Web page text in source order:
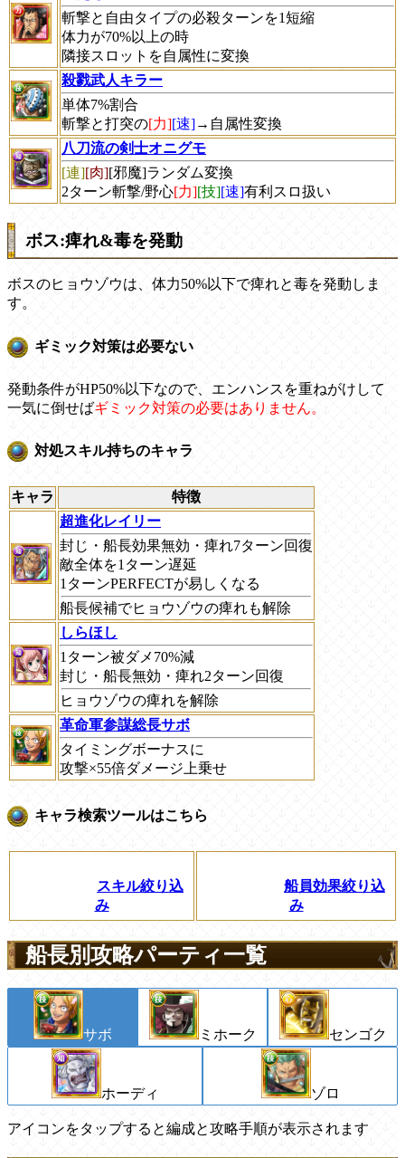
斬撃と自由タイプの必殺ターンを1短縮
体力が70%以上の時
隣接スロットを自属性に変換
殺戮武人キラー
単体7%割合
斬撃と打突の[力][速]→自属性変換
八刀流の剣士オニグモ
[連][肉][邪魔]ランダム変換
2ターン斬撃/野心[力][技][速]有利スロ扱い
ボス:痺れ&毒を発動
ボスのヒョウゾウは、体力50%以下で痺れと毒を発動しま
す。
ギミック対策は必要ない
発動条件がHP50%以下なので、エンハンスを重ねがけして
一気に倒せばギミック対策の必要はありません。
対処スキル持ちのキャラ
キャラ
特徴
超進化レイリー
封じ・船長効果無効・痺れ7ターン回復
敵全体を1ターン遅延
1ターンPERFECTが易しくなる
船長候補でヒョウゾウの痺れも解除
しらほし
1ターン被ダメ70%減
封じ・船長無効・痺れ2ターン回復
ヒョウゾウの痺れを解除
革命軍参謀総長サボ
タイミングボーナスに
攻撃×55倍ダメージ上乗せ
キャラ検索ツールはこちら
スキル絞り込
み
船員効果絞り込
み
船長別攻略パーティ一覧
サボ ミホーク センゴク
ホーディ ゾロ
アイコンをタップすると編成と攻略手順が表示されます